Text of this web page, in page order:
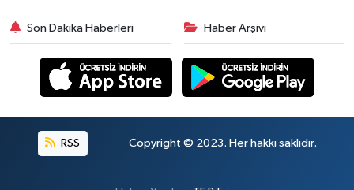
Son Dakika Haberleri Haber Arşivi
RSS Copyright © 2023. Her hakkı saklıdır.